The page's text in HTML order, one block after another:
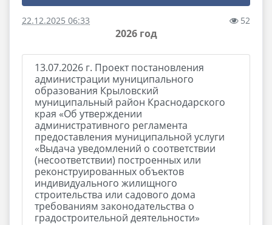
22.12.2025 06:33 52
2026 год
13.07.2026 г. Проект постановления
администрации муниципального
образования Крыловский
муниципальный район Краснодарского
края «Об утверждении
административного регламента
предоставления муниципальной услуги
«Выдача уведомлений о соответствии
(несоответствии) построенных или
реконструированных объектов
индивидуального жилищного
строительства или садового дома
требованиям законодательства о
градостроительной деятельности»